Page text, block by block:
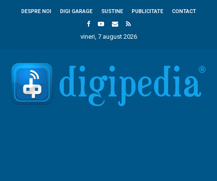
DESPRE NOI DIGI GARAGE SUSTINE PUBLICITATE CONTACT
vineri, 7 august 2026